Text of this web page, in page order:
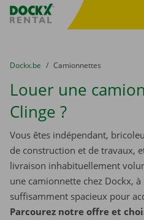
sitename
You are here:
du
Dockx.be to
Camionnettes
Louer une
Clinge ?
Vous êtes indépendant,
de construction et de travaux,
livraison inhabituellement
une camionnette chez Dockx,
suffisamment spacieux pour
Parcourez notre offre et